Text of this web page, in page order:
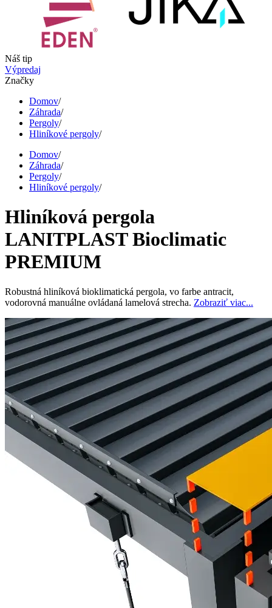
Náš tip
Výpredaj
Značky
Domov/
Záhrada/
Pergoly/
Hliníkové pergoly/
Domov/
Záhrada/
Pergoly/
Hliníkové pergoly/
Hliníková pergola
LANITPLAST Bioclimatic
PREMIUM
Robustná hliníková bioklimatická pergola, vo farbe antracit,
vodorovná manuálne ovládaná lamelová strecha. Zobraziť viac...